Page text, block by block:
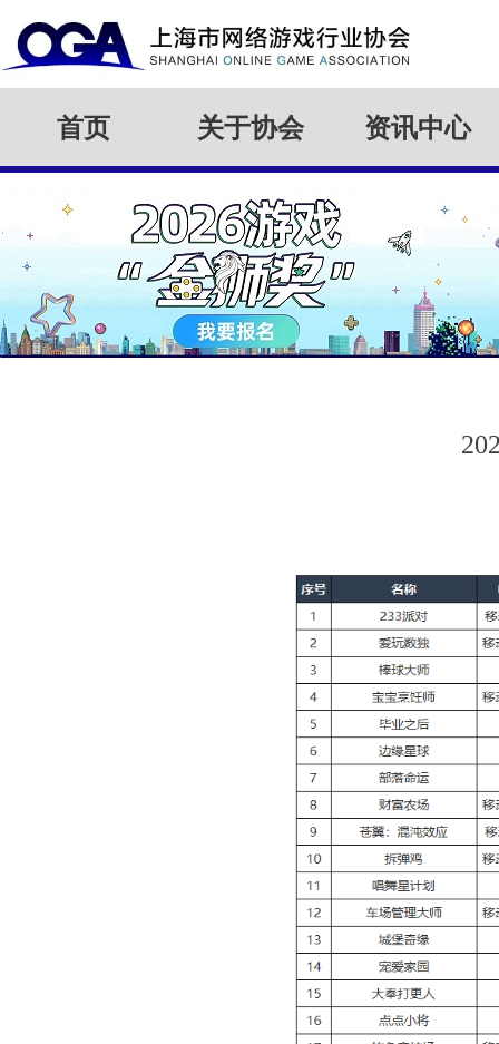
首页 关于协会 资讯中心